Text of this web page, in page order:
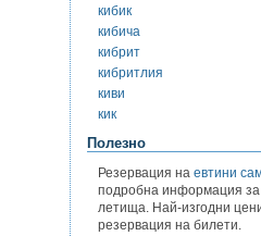
кибик
кибича
кибрит
кибритлия
киви
кик
Полезно
Резервация на евтини
подробна информация за
летища. Най-изгодни
резервация на билети.